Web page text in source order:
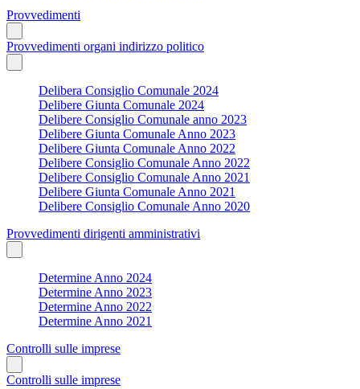
Provvedimenti
Provvedimenti organi indirizzo politico
Delibera Consiglio Comunale 2024
Delibere Giunta Comunale 2024
Delibere Consiglio Comunale anno 2023
Delibere Giunta Comunale Anno 2023
Delibere Giunta Comunale Anno 2022
Delibere Consiglio Comunale Anno 2022
Delibere Consiglio Comunale Anno 2021
Delibere Giunta Comunale Anno 2021
Delibere Consiglio Comunale Anno 2020
Provvedimenti dirigenti amministrativi
Determine Anno 2024
Determine Anno 2023
Determine Anno 2022
Determine Anno 2021
Controlli sulle imprese
Controlli sulle imprese